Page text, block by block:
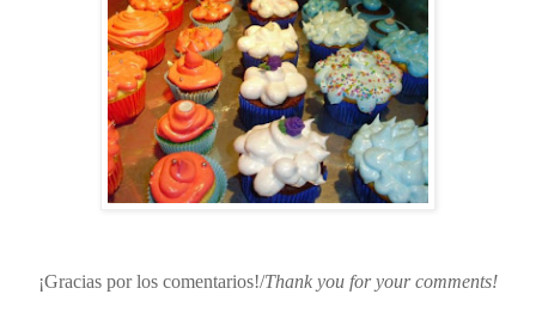
¡Gracias por los comentarios!/Thank you for your comments!